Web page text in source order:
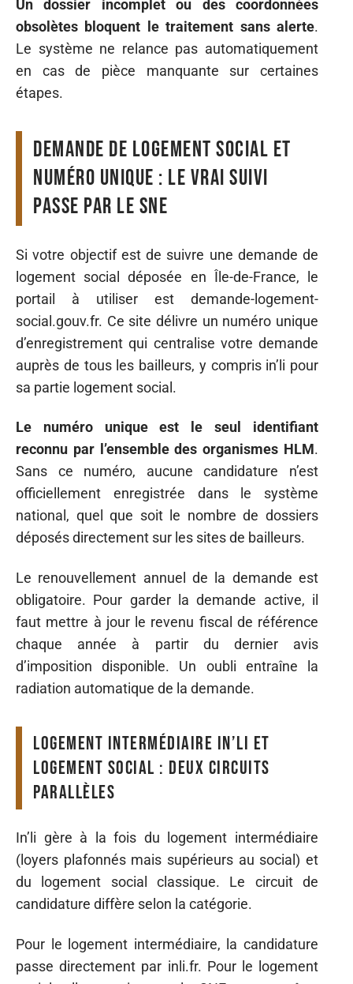
Un dossier incomplet ou des coordonnées
obsolètes bloquent le traitement sans alerte.
Le système ne relance pas automatiquement
en cas de pièce manquante sur certaines
étapes.
Demande de logement social et
numéro unique : le vrai suivi
passe par le SNE
Si votre objectif est de suivre une demande de
logement social déposée en Île-de-France, le
portail à utiliser est demande-logement-
social.gouv.fr. Ce site délivre un numéro unique
d’enregistrement qui centralise votre demande
auprès de tous les bailleurs, y compris in’li pour
sa partie logement social.
Le numéro unique est le seul identifiant
reconnu par l’ensemble des organismes HLM.
Sans ce numéro, aucune candidature n’est
officiellement enregistrée dans le système
national, quel que soit le nombre de dossiers
déposés directement sur les sites de bailleurs.
Le renouvellement annuel de la demande est
obligatoire. Pour garder la demande active, il
faut mettre à jour le revenu fiscal de référence
chaque année à partir du dernier avis
d’imposition disponible. Un oubli entraîne la
radiation automatique de la demande.
Logement intermédiaire in’li et
logement social : deux circuits
parallèles
In’li gère à la fois du logement intermédiaire
(loyers plafonnés mais supérieurs au social) et
du logement social classique. Le circuit de
candidature diffère selon la catégorie.
Pour le logement intermédiaire, la candidature
passe directement par inli.fr. Pour le logement